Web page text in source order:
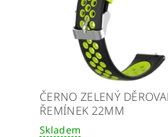
ČERNO ZELENÝ
ŘEMÍNEK 22MM
Skladem